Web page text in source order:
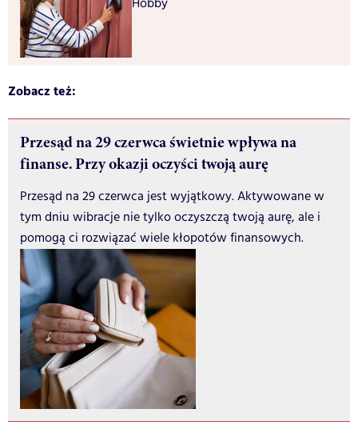
Hobby
Zobacz też:
Przesąd na 29 czerwca świetnie wpływa na
finanse. Przy okazji oczyści twoją aurę
Przesąd na 29 czerwca jest wyjątkowy. Aktywowane w
tym dniu wibracje nie tylko oczyszczą twoją aurę, ale i
pomogą ci rozwiązać wiele kłopotów finansowych.